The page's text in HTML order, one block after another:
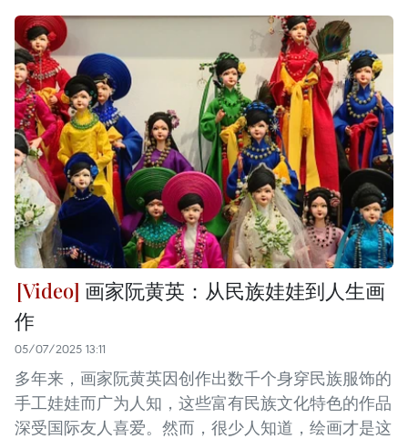
画家阮黄英：从民族娃娃到人生画
作
05/07/2025 13:11
多年来，画家阮黄英因创作出数千个身穿民族服饰的
手工娃娃而广为人知，这些富有民族文化特色的作品
深受国际友人喜爱。然而，很少人知道，绘画才是这